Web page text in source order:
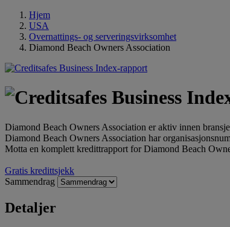
Hjem
USA
Overnattings- og serveringsvirksomhet
Diamond Beach Owners Association
Diamond Beach Owners Association er aktiv innen
Diamond Beach Owners Association har
Motta en komplett kredittrapport for Diamond Beach
Gratis kredittsjekk
Sammendrag
Detaljer